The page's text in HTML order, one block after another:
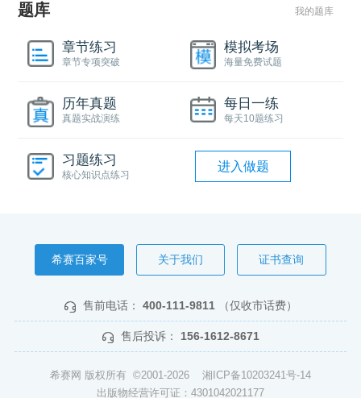
题库 我的题库
章节练习
章节专项突破
模拟考场
海量免费试题
历年真题
真题实战演练
每日一练
每天10题练习
习题练习
核心知识点练习
进入做题
希赛百家号 关于我们 证书查询
售前电话： 400-111-9811 （仅收市话费）
售后投诉： 156-1612-8671
希赛网 版权所有 ©2001-2026 湘ICP备10203241号-14
出版物经营许可证：4301042021177